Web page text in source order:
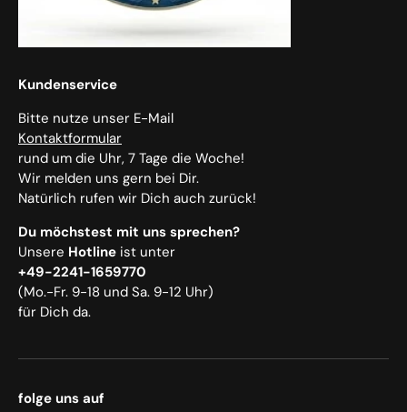
Kundenservice
Bitte nutze unser E-Mail
Kontaktformular
rund um die Uhr, 7 Tage die Woche!
Wir melden uns gern bei Dir.
Natürlich rufen wir Dich auch zurück!
Du möchstest mit uns sprechen?
Unsere Hotline ist unter
+49-2241-1659770
(Mo.-Fr. 9-18 und Sa. 9-12 Uhr)
für Dich da.
folge uns auf